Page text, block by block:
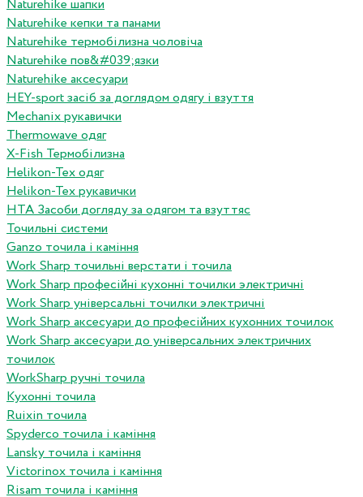
Naturehike шапки
Naturehike кепки та панами
Naturehike термобілизна чоловіча
Naturehike пов&#039;язки
Naturehike аксесуари
HEY-sport засіб за доглядом одягу і взуття
Mechanix рукавички
Thermowave одяг
X-Fish Термобілизна
Helikon-Tex одяг
Helikon-Tex рукавички
HTA Засоби догляду за одягом та взуттяс
Точильні системи
Ganzo точила і каміння
Work Sharp точильні верстати і точила
Work Sharp професiйнi кухоннi точилки электричнi
Work Sharp унiверсальнi точилки электричнi
Work Sharp аксесуари до професiйних кухонних точилок
Work Sharp аксесуари до унiверсальних электричних
точилок
WorkSharp ручні точила
Кухонні точила
Ruixin точила
Spyderco точила і каміння
Lansky точила і каміння
Victorinox точила і каміння
Risam точила і каміння